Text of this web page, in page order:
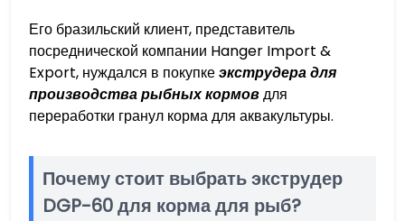
Его бразильский клиент, представитель
посреднической компании Hanger Import &
Export, нуждался в покупкеэкструдера для
производства рыбных кормовдля
переработки гранул корма для аквакультуры.
Почему стоит выбрать экструдер
DGP-60 для корма для рыб?